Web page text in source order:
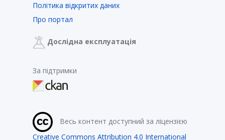
Політика відкритих даних
Про портал
Дослідна експлуатація
За підтримки
Весь контент доступний за ліцензією
Creative Commons Attribution 4.0 International